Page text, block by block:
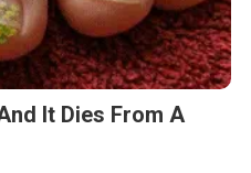
It Dies From A